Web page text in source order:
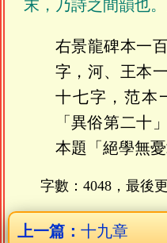
末，乃詩之間韻也
右景龍碑本一
字，河、王本
十七字，范本
「異俗第二十
本題「絕學無憂
字數：4048，最後
上一篇： 十九章